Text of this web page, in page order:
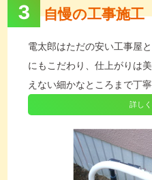
3 自慢の工事施工
電太郎はただの安い工事屋
にもこだわり、仕上がりは
えない細かなところまで丁
詳し